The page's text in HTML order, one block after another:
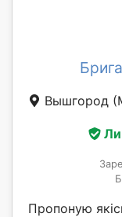
Вышгород
Пропоную